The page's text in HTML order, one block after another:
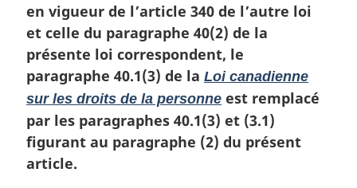
en vigueur de l’article 340 de l’autre loi
et celle du paragraphe 40(2) de la
présente loi correspondent, le
paragraphe 40.1(3) de la Loi canadienne
sur les droits de la personne est remplacé
par les paragraphes 40.1(3) et (3.1)
figurant au paragraphe (2) du présent
article.